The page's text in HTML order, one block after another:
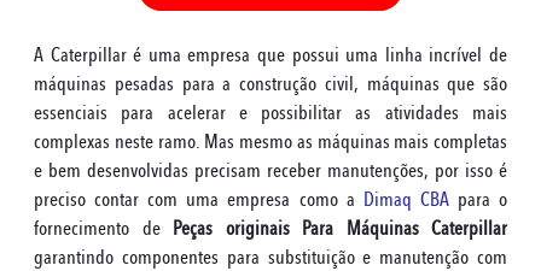
A Caterpillar é uma empresa que possui uma linha incrível de
máquinas pesadas para a construção civil, máquinas que são
essenciais para acelerar e possibilitar as atividades mais
complexas neste ramo. Mas mesmo as máquinas mais completas
e bem desenvolvidas precisam receber manutenções, por isso é
preciso contar com uma empresa como a Dimaq CBApara o
fornecimento de Peças originais Para Máquinas Caterpillar
garantindo componentes para substituição e manutenção com